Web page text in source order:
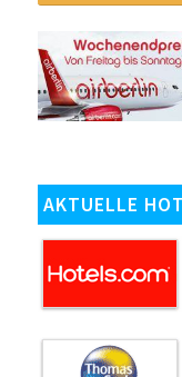
AKTUELLE